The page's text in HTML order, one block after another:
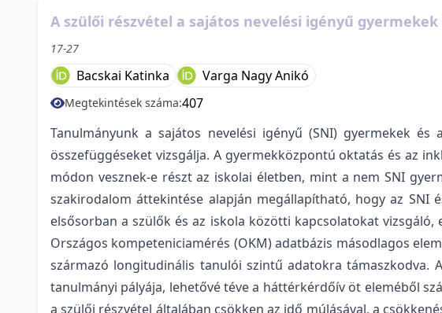
A szülői részvétel a sajátos nevelési igényű
17-27
Bacskai Katinka Varga Nagy Anikó
Megtekintések száma:407
Tanulmányunk a sajátos nevelési igényű (SNI) gyermekek
összefüggéseket vizsgálja. A gyermekközpontú oktatás és az
módon vesznek-e részt az iskolai életben, mint a nem SNI
szakirodalom áttekintése alapján megállapítható, hogy az
elsősorban a szülők és az iskola közötti kapcsolatokat
Országos kompeteniciamérés (OKM) adatbázis másodlagos
származó longitudinális tanulói szintű adatokra
tanulmányi pályája, lehetővé téve a háttérkérdőív öt eleméből
a szülői részvétel általában csökken az idő múlásával, a